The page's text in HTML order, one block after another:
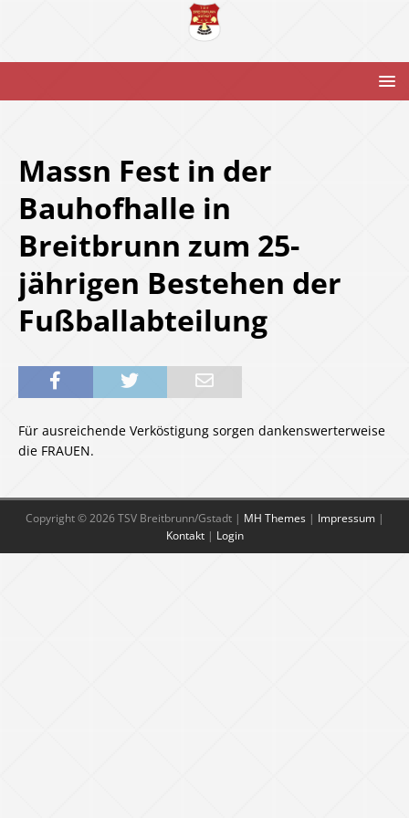
Massn Fest in der
Bauhofhalle in
Breitbrunn zum 25-
jährigen Bestehen der
Fußballabteilung
Für ausreichende Verköstigung sorgen dankenswerterweise
die FRAUEN.
Copyright © 2026 TSV Breitbrunn/Gstadt | MH Themes| Impressum|
Kontakt| Login